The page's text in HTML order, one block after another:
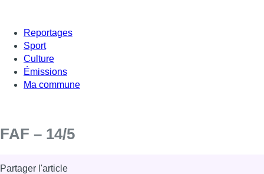
Reportages
Sport
Culture
Émissions
Ma commune
FAF – 14/5
Partager l'article